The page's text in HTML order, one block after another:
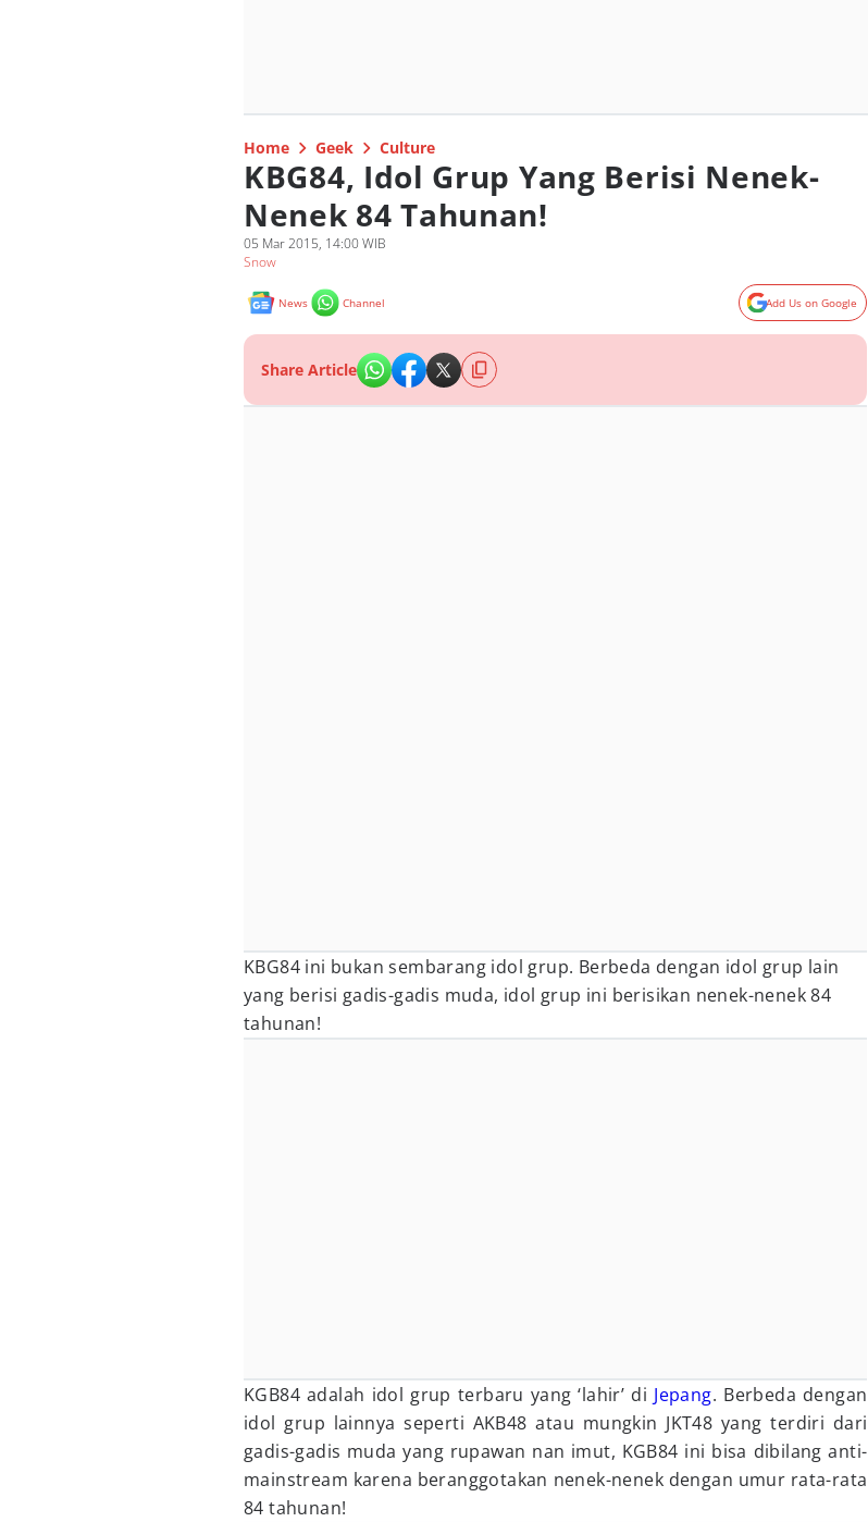
Home Geek Culture
KBG84, Idol Grup Yang Berisi Nenek-
Nenek 84 Tahunan!
05 Mar 2015, 14:00 WIB
Snow
News Channel Add Us on Google
Share Article
KBG84 ini bukan sembarang idol grup. Berbeda dengan idol grup lain
yang berisi gadis-gadis muda, idol grup ini berisikan nenek-nenek 84
tahunan!
KGB84 adalah idol grup terbaru yang ‘lahir’ di Jepang. Berbeda dengan
idol grup lainnya seperti AKB48 atau mungkin JKT48 yang terdiri dari
gadis-gadis muda yang rupawan nan imut, KGB84 ini bisa dibilang anti-
mainstream karena beranggotakan nenek-nenek dengan umur rata-rata
84 tahunan!